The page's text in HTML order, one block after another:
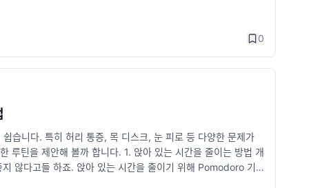
와의 관계도 원만하게 유지하는 것이 중요합니다. 잘 정리된 인
리 남아 있는 연차 소진 및 퇴사 후 건강보험, 연금 등 정리 은
민중이고 궁금하다면 댓글로 편하게 남겨주세요! 😊
{ "target": "ES6", "module": "ESNext", "jsx": "react-jsx",
utils/*"] }, "outDir": "./build", "esModuleInterop": true
습니다. 알아두면 좋은 팁 tsc --init 명령어 사용 TypeScript
기본 옵션들이 자동으로 생성됩니다. VS Code와의 통합 VS
를 활용해 개발 생산성을 높일 수 있어요. 점진적
적으로 파일을 변환하는 것이 좋습니다. 결론 tsconfig.json
적화하고 싶다면, 이번 기회에 tsconfig.json을 꼼꼼히 살펴보
의 강력한 기능을 활용하는 데 핵심적인 역할을 하니
서는 최근 강화된 Queue, Cron, Background Tasks에 대해서
로 실행할 수 있는 기능입니다. 복잡한 작업을 관리하거나, 대
(Edge Functions)를 실행합니다. Supabase Edge Functions
정기 작업을 설정하는 기능입니다. 예를 들어, 매일 자정마다
{ schedule } from 'supabase-functions'; schedule('0 0 * * *',
데 사용됩니다. 사용자가 대기하지 않아도 되는 작업(예: 이미
} from 'supabase-functions'; const task = createTask('ima
하지 않으면서 중요한 작업을 처리할 수 있는 강력한 도구
0
습니다. 특히 허리 통증, 목 디스크, 눈 피로 등 다양한 문제가
루틴을 제안해 볼까 합니다. 1. 앉아 있는 시간을 줄이는 방법 개
않다고들 하죠. 앉아 있는 시간을 줄이기 위해 Pomodoro 기